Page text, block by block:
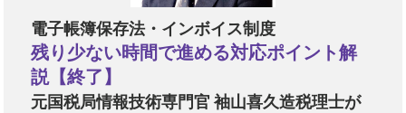
電子帳簿保存法・インボイス制度
残り少ない時間で進める対応ポイント解
説【終了】
元国税局情報技術専門官 袖山喜久造税理士が